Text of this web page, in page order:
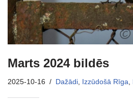
Marts 2024 bildēs
2025-10-16 Dažādi Izzūdošā Rīga